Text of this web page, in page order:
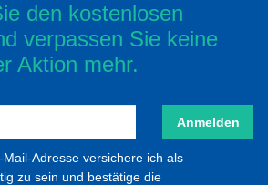
den kostenlosen
verpassen Sie keine
Aktion mehr.
Anmelden
Adresse versichere ich als
zu sein und bestätige die